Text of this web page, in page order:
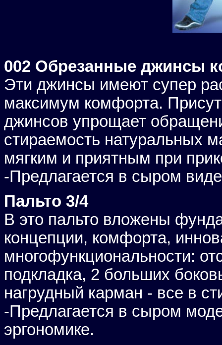
002 Обрезанные джинсы
Эти джинсы имеют супер
максимум комфорта.
джинсов упрощает
стираемость натуральных
мягким и приятным при
-Предлагается в сыром
Пальто 3/4
В это пальто вложены
концепции, комфорта,
многофункциональности:
подкладка, 2 больших
нагрудный карман - все в
-Предлагается в сыром
эргономике.